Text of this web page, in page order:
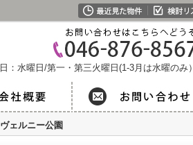
：水曜日/第一・第三火曜日(1-3月は水曜のみ）
ヴェルニー公園